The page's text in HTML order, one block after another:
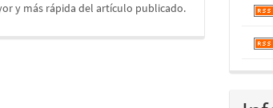
y más rápida del artículo publicado.